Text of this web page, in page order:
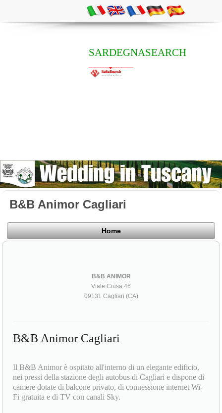
SARDEGNASEARCH
B&B Animor Cagliari
Home
B&B ANIMOR
Viale Ciusa 46
09131 Cagliari (CA)
B&B Animor Cagliari
Il B&B Animor è ospitato all'interno di un elegante edificio,
nei pressi della stazione degli autobus di Cagliari e dispone di
camere dotate di balcone privato, di connessione internet Wi-
Fi gratuita e di TV con canali Sky.